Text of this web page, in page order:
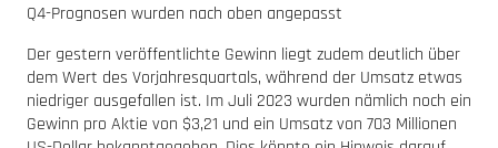
Q4-Prognosen wurden nach oben angepasst
Der gestern veröffentlichte Gewinn liegt zudem deutlich über
dem Wert des Vorjahresquartals, während der Umsatz etwas
niedriger ausgefallen ist. Im Juli 2023 wurden nämlich noch ein
Gewinn pro Aktie von $3,21 und ein Umsatz von 703 Millionen